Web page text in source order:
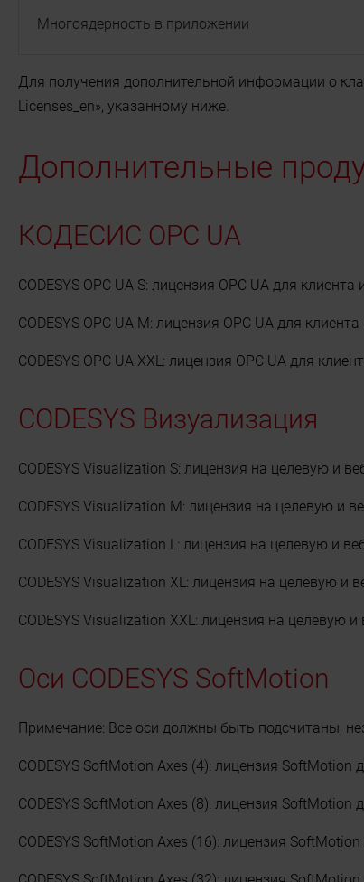
Многоядерность в приложении
Для получения дополнительной информации о
Licenses_en», указанному ниже.
Дополнительные
КОДЕСИС OPC UA
CODESYS OPC UA S: лицензия OPC UA для клиента
CODESYS OPC UA M: лицензия OPC UA для
CODESYS OPC UA XXL: лицензия OPC UA для
CODESYS Визуализация
CODESYS Visualization S: лицензия на целевую и
CODESYS Visualization M: лицензия на целевую и
CODESYS Visualization L: лицензия на целевую и
CODESYS Visualization XL: лицензия на целевую и
CODESYS Visualization XXL: лицензия на целевую
Оси CODESYS SoftMotion
Примечание: Все оси должны быть подсчитаны,
CODESYS SoftMotion Axes (4): лицензия SoftMotion
CODESYS SoftMotion Axes (8): лицензия SoftMotion
CODESYS SoftMotion Axes (16): лицензия SoftMotion